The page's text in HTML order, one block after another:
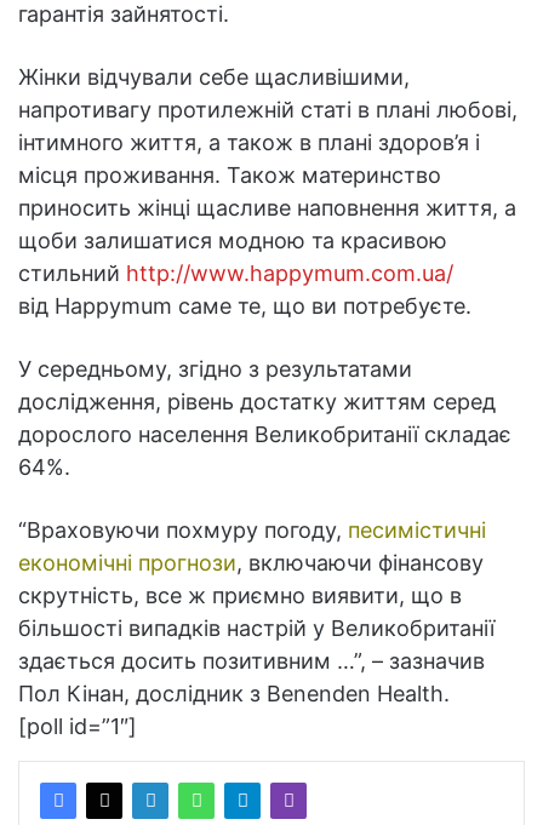
гарантія зайнятості.
Жінки відчували себе щасливішими,
напротивагу протилежній статі в плані любові,
інтимного життя, а також в плані здоров’я і
місця проживання. Також материнство
приносить жінці щасливе наповнення життя, а
щоби залишатися модною та красивою
стильний http://www.happymum.com.ua/
від Happymum саме те, що ви потребуєте.
У середньому, згідно з результатами
дослідження, рівень достатку життям серед
дорослого населення Великобританії складає
64%.
“Враховуючи похмуру погоду, песимістичні
економічні прогнози, включаючи фінансову
скрутність, все ж приємно виявити, що в
більшості випадків настрій у Великобританії
здається досить позитивним …”, – зазначив
Пол Кінан, дослідник з Benenden Health.
[poll id=”1″]